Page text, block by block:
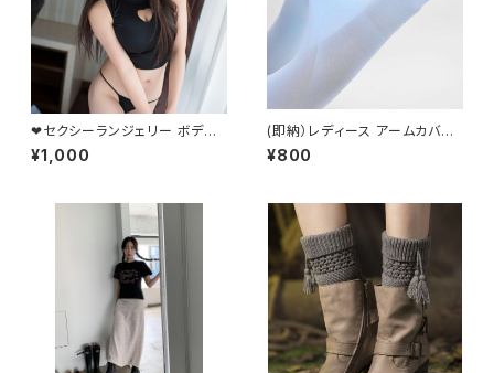
❤セクシーランジェリー ボディ
ースーツ タイト フィット コスチ
ューム ハート ハイネック フリー
¥1,000
(即納）レディース アームカバー
UV対策 陽射し予防 伸縮性あり
シンプル フリーサイズ ブルー
¥800